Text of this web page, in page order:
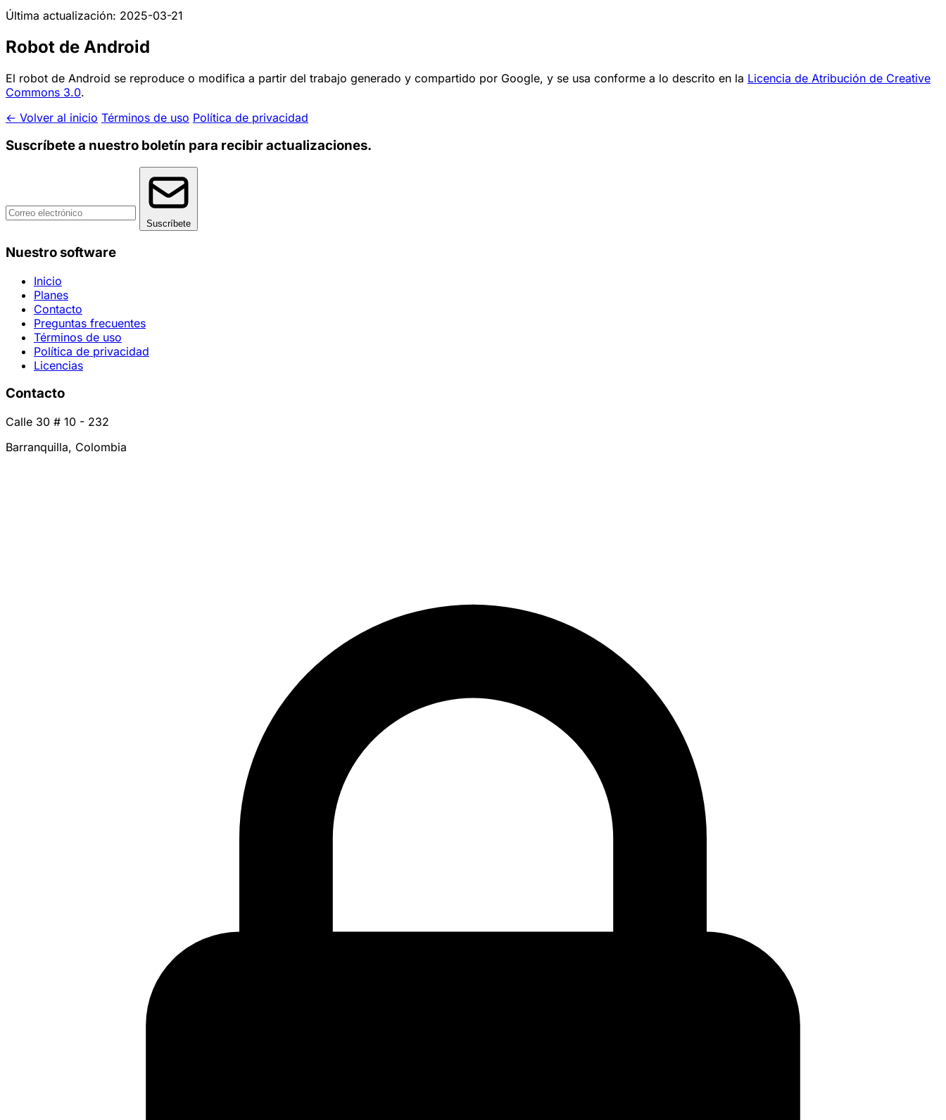
Última actualización: 2025-03-21
Robot de Android
El robot de Android se reproduce o modifica a partir del trabajo generado y compartido por Google, y se usa conforme a lo descrito en la Licencia de Atribución de Creative
Commons 3.0.
← Volver al inicio Términos de uso Política de privacidad
Suscríbete a nuestro boletín para recibir actualizaciones.
Suscríbete
Nuestro software
Inicio
Planes
Contacto
Preguntas frecuentes
Términos de uso
Política de privacidad
Licencias
Contacto
Calle 30 # 10 - 232
Barranquilla, Colombia